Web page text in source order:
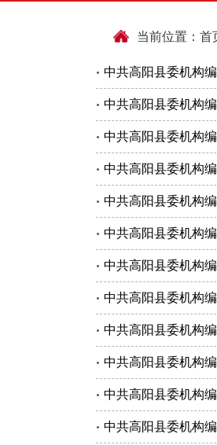
当前位置： 首
中共高阳县委机构
中共高阳县委机构
中共高阳县委机构
中共高阳县委机构
中共高阳县委机构
中共高阳县委机构
中共高阳县委机构
中共高阳县委机构
中共高阳县委机构
中共高阳县委机构
中共高阳县委机构
中共高阳县委机构